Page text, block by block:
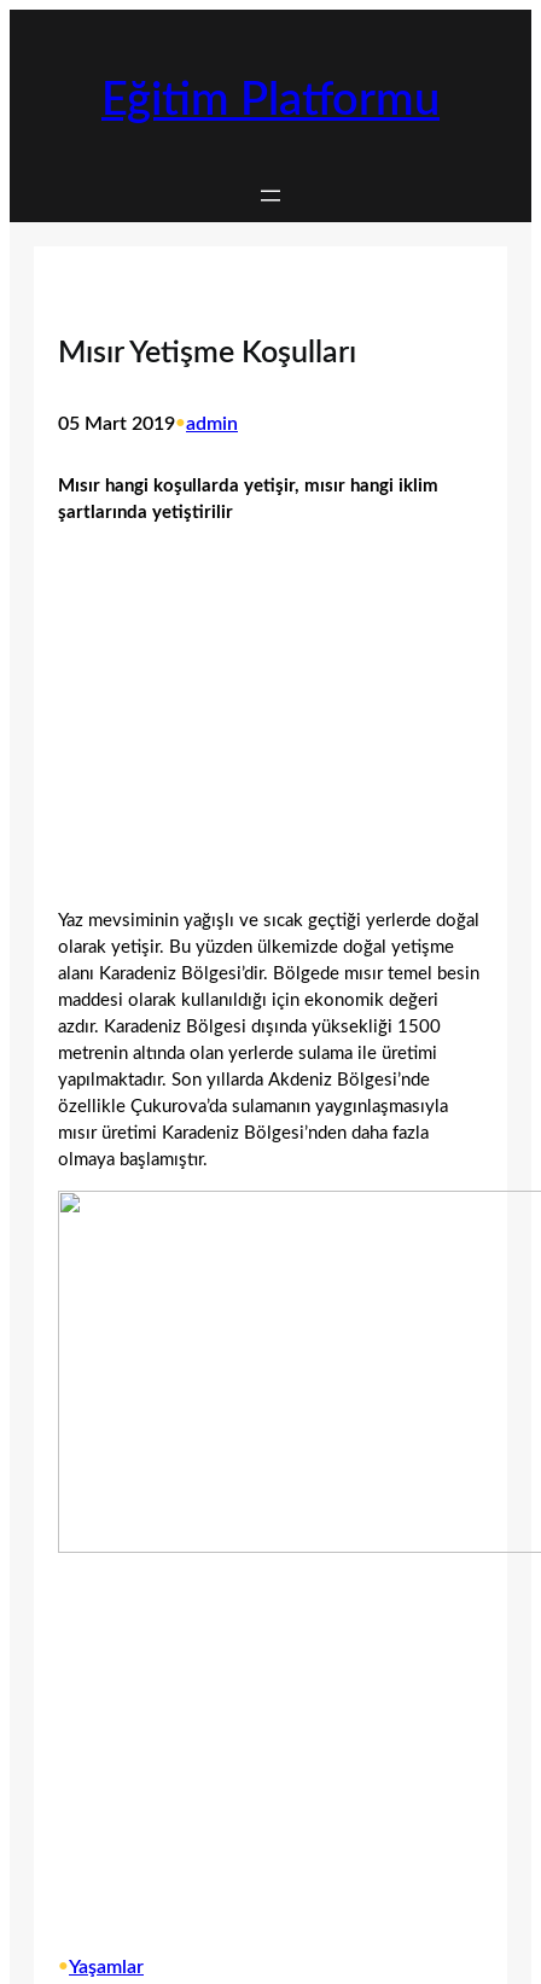
Eğitim Platformu
Mısır Yetişme Koşulları
05 Mart 2019•admin
Mısır hangi koşullarda yetişir, mısır hangi iklim
şartlarında yetiştirilir
Yaz mevsiminin yağışlı ve sıcak geçtiği yerlerde doğal
olarak yetişir. Bu yüzden ülkemizde doğal yetişme
alanı Karadeniz Bölgesi’dir. Bölgede mısır temel besin
mad­desi olarak kullanıldığı için ekonomik değeri
azdır. Ka­radeniz Bölgesi dışında yüksekliği 1500
metrenin altın­da olan yerlerde sulama ile üretimi
yapılmaktadır. Son yıllarda Akdeniz Bölgesi’nde
özellikle Çukurova’da sulamanın yaygınlaşmasıyla
mısır üretimi Karadeniz Bölgesi’nden daha fazla
olmaya başlamıştır.
•Yaşamlar